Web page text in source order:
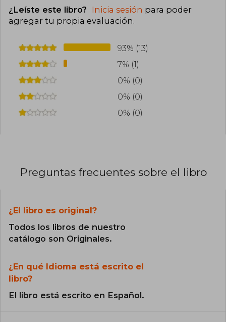
¿Leíste este libro? Inicia sesión para poder
agregar tu propia evaluación.
93% (13)
7% (1)
0% (0)
0% (0)
0% (0)
Preguntas frecuentes sobre el libro
¿El libro es original?
Todos los libros de nuestro
catálogo son Originales.
¿En qué Idioma está escrito el
libro?
El libro está escrito en Español.